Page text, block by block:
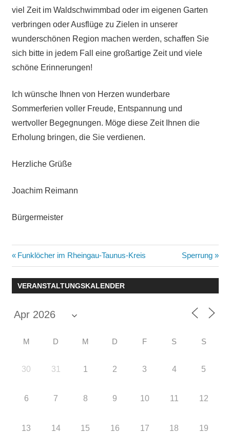
viel Zeit im Waldschwimmbad oder im eigenen Garten
verbringen oder Ausflüge zu Zielen in unserer
wunderschönen Region machen werden, schaffen Sie
sich bitte in jedem Fall eine großartige Zeit und viele
schöne Erinnerungen!
Ich wünsche Ihnen von Herzen wunderbare
Sommerferien voller Freude, Entspannung und
wertvoller Begegnungen. Möge diese Zeit Ihnen die
Erholung bringen, die Sie verdienen.
Herzliche Grüße
Joachim Reimann
Bürgermeister
Beitragsnavigation
Vorheriger
Beitrag:
Funklöcher im Rheingau-Taunus-Kreis
Nächster
Beitrag:
Sperrung
VERANSTALTUNGSKALENDER
M D M D F S S
30 31 1 2 3 4 5
6 7 8 9 10 11 12
13 14 15 16 17 18 19